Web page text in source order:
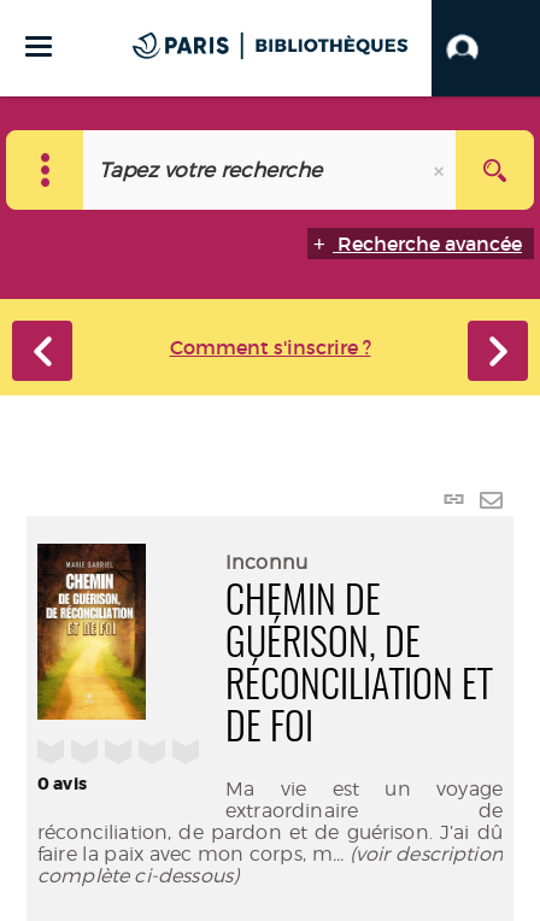
Recherche avancée
Comment s'inscrire ?
Lien
0avis
Inconnu
CHEMIN DE
GUÉRISON, DE
RÉCONCILIATION ET
DE FOI
Ma vie est un voyage
extraordinaire de
réconciliation, de pardon et de guérison. J’ai dû
faire la paix avec mon corps, m... (voir description
complète ci-dessous)